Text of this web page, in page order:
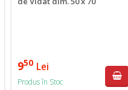
950 Lei
Produs în Stoc